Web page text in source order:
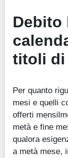
Debito
titoli di
Per quanto
mesi e quelli
offerti
metà e fine
qualora
a metà mese,